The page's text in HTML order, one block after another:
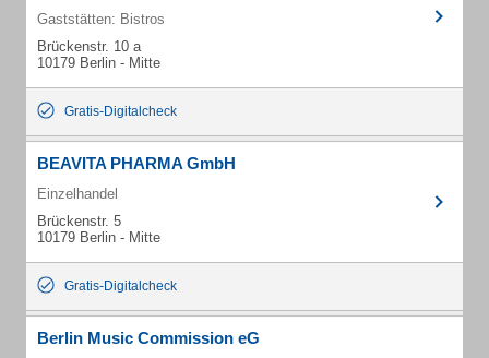
Gaststätten: Bistros
Brückenstr. 10 a
10179 Berlin - Mitte
Gratis-Digitalcheck
BEAVITA PHARMA GmbH
Einzelhandel
Brückenstr. 5
10179 Berlin - Mitte
Gratis-Digitalcheck
Berlin Music Commission eG